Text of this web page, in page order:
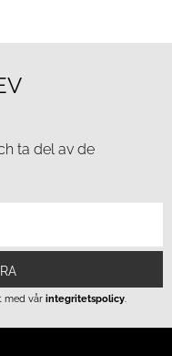
ta del av de
med vår integritetspolicy.